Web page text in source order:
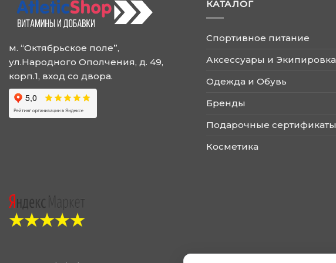
м. “Октябрьское поле”,
ул.Народного Ополчения, д. 49,
корп.1, вход со двора.
КАТАЛОГ
Спортивное питание
Аксессуары и Экипировка
Одежда и Обувь
Бренды
Подарочные сертификаты
Косметика